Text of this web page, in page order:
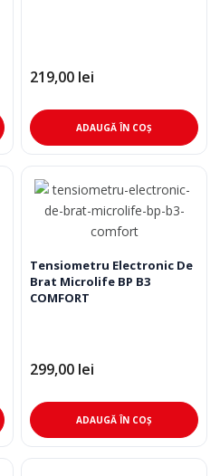
219,00 lei
ADAUGĂ ÎN COȘ
Tensiometru Electronic De
Brat Microlife BP B3
COMFORT
299,00 lei
ADAUGĂ ÎN COȘ